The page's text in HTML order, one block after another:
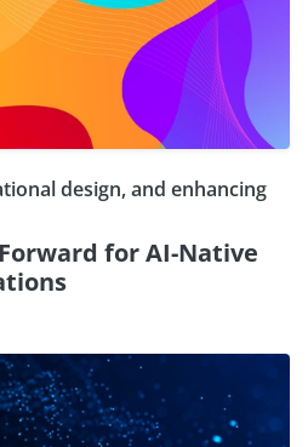
design, and enhancing
for AI-Native